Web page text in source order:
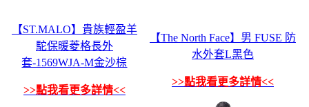
【ST.MALO】貴族輕盈羊
駝保暖菱格長外
套-1569WJA-M金沙棕
>>點我看更多詳情<<
【The North Face】男 FUSE 防
水外套L黑色
>>點我看更多詳情<<